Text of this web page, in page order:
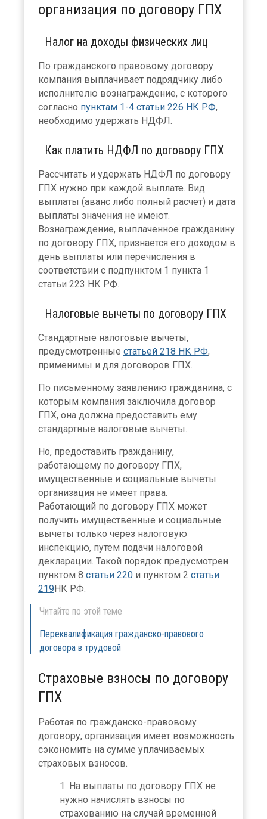
организация по договору ГПХ
Налог на доходы физических лиц
По гражданского правовому договору
компания выплачивает подрядчику либо
исполнителю вознаграждение, с которого
согласно пунктам 1-4 статьи 226 НК РФ,
необходимо удержать НДФЛ.
Как платить НДФЛ по договору ГПХ
Рассчитать и удержать НДФЛ по договору
ГПХ нужно при каждой выплате. Вид
выплаты (аванс либо полный расчет) и дата
выплаты значения не имеют.
Вознаграждение, выплаченное гражданину
по договору ГПХ, признается его доходом в
день выплаты или перечисления в
соответствии с подпунктом 1 пункта 1
статьи 223 НК РФ.
Налоговые вычеты по договору ГПХ
Стандартные налоговые вычеты,
предусмотренные статьей 218 НК РФ,
применимы и для договоров ГПХ.
По письменному заявлению гражданина, с
которым компания заключила договор
ГПХ, она должна предоставить ему
стандартные налоговые вычеты.
Но, предоставить гражданину,
работающему по договору ГПХ,
имущественные и социальные вычеты
организация не имеет права.
Работающий по договору ГПХ может
получить имущественные и социальные
вычеты только через налоговую
инспекцию, путем подачи налоговой
декларации. Такой порядок предусмотрен
пунктом 8 статьи 220 и пунктом 2 статьи
219НК РФ.
Читайте по этой теме
Переквалификация гражданско-правового
договора в трудовой
Страховые взносы по договору
ГПХ
Работая по гражданско-правовому
договору, организация имеет возможность
сэкономить на сумме уплачиваемых
страховых взносов.
На выплаты по договору ГПХ не
нужно начислять взносы по
страхованию на случай временной